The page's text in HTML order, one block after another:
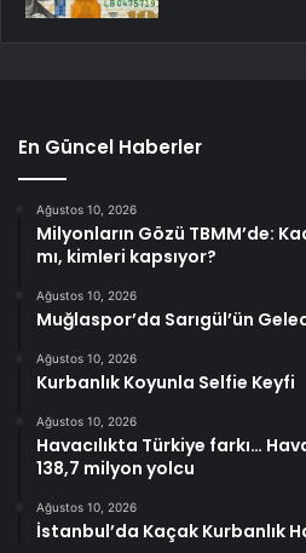
En Güncel Haberler
Ağustos 10, 2026
Milyonların Gözü TBMM’de:
mı, kimleri kapsıyor?
Ağustos 10, 2026
Muğlaspor’da Sarıgül’ün
Ağustos 10, 2026
Kurbanlık Koyunla Selfie Keyfi
Ağustos 10, 2026
Havacılıkta Türkiye farkı…
138,7 milyon yolcu
Ağustos 10, 2026
İstanbul’da Kaçak Kurbanlık